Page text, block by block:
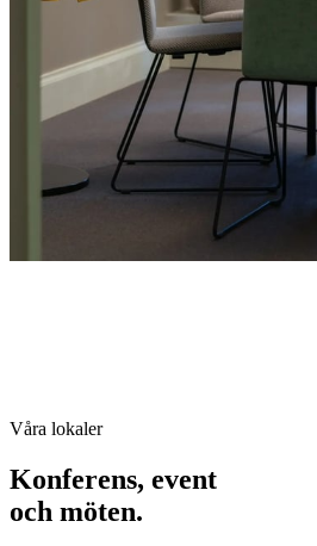
Våra lokaler
Konferens, event
och möten.